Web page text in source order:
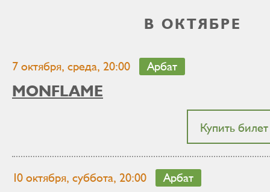
В ОКТЯБРЕ
7 октября, среда, 20:00 Арбат
MONFLAME
Купить билет
10 октября, суббота, 20:00 Арбат